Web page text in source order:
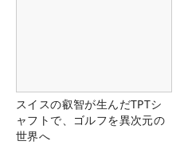
スイスの叡智が生んだTPTシ
ャフトで、ゴルフを異次元の
世界へ